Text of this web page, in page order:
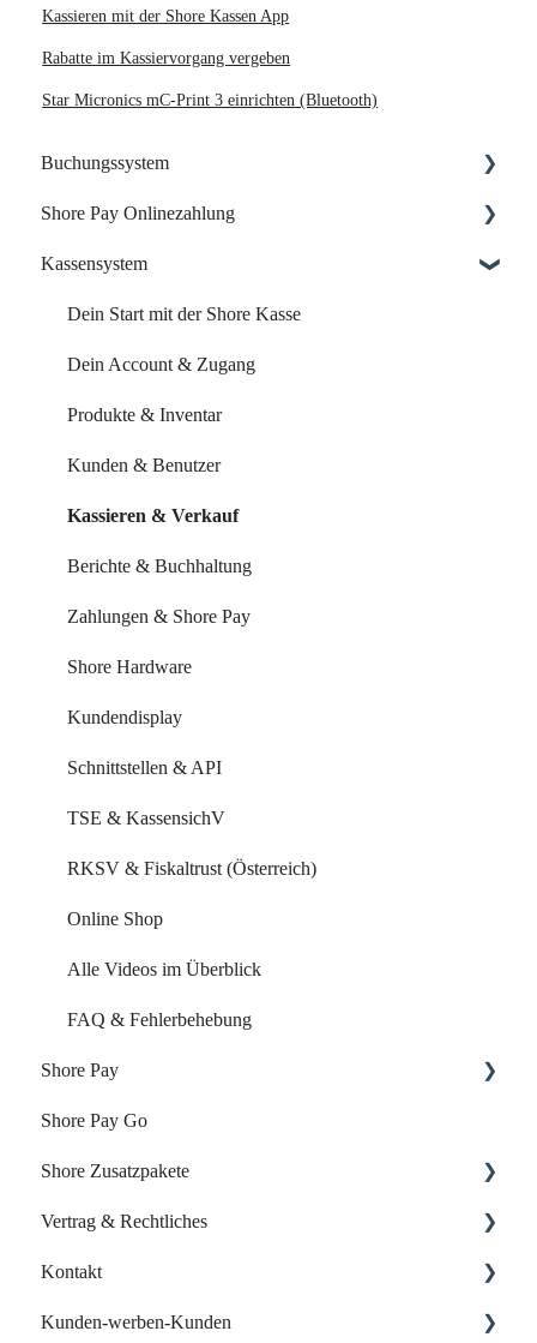
Kassieren mit der Shore Kassen App
Rabatte im Kassiervorgang vergeben
Star Micronics mC-Print 3 einrichten (Bluetooth)
Buchungssystem
Dein Start mit Shore
Dein Account & Zugang
Kalender & Termine
Buchungsseite
Buchungseinstellungen
Buchung über externe Plattformen
Systemeinstellungen
Leistungen & Kurse
Mitarbeiter & Ressourcen
Kundenverwaltung
Kundenkommunikation
Auswertungen
Marketing Funktionen
Alle Videos im Überblick
FAQ & Fehlerbehebung
Shore Pay Onlinezahlung
Einrichtung & Aktivierung
Zahlungsoptionen & Funktionen
Kassensystem
Dein Start mit der Shore Kasse
Dein Account & Zugang
Produkte & Inventar
Kunden & Benutzer
Kassieren & Verkauf
Berichte & Buchhaltung
Zahlungen & Shore Pay
Shore Hardware
Kundendisplay
Schnittstellen & API
TSE & KassensichV
RKSV & Fiskaltrust (Österreich)
Online Shop
Alle Videos im Überblick
FAQ & Fehlerbehebung
Shore Pay
Erste Schritte
FAQs - Fragen & Antworten zu Shore Pay
Shore Pay Go
Shore Zusatzpakete
Onlineshop
Website-Baukasten
Online-Verzeichnisse
Vertrag & Rechtliches
Vertrag & Rechnungen
Datenschutz
Kontakt
Support kontaktieren
Kunden-werben-Kunden